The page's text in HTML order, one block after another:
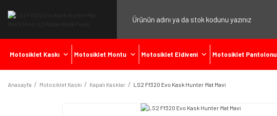
Motosiklet Kaskı Motosiklet Montu Motosiklet Eldiveni Motosiklet Pantolonu
Anasayfa Motosiklet Kaskı Kapalı Kasklar LS2 Ff320 Evo Kask Hunter Mat Mavi